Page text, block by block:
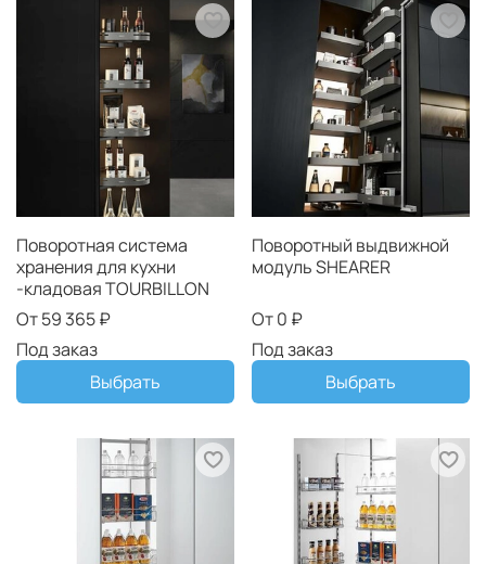
Поворотная система
хранения для кухни
-кладовая TOURBILLON
От59 365 ₽
Под заказ
Выбрать
Поворотный выдвижной
модуль SHEARER
От0 ₽
Под заказ
Выбрать